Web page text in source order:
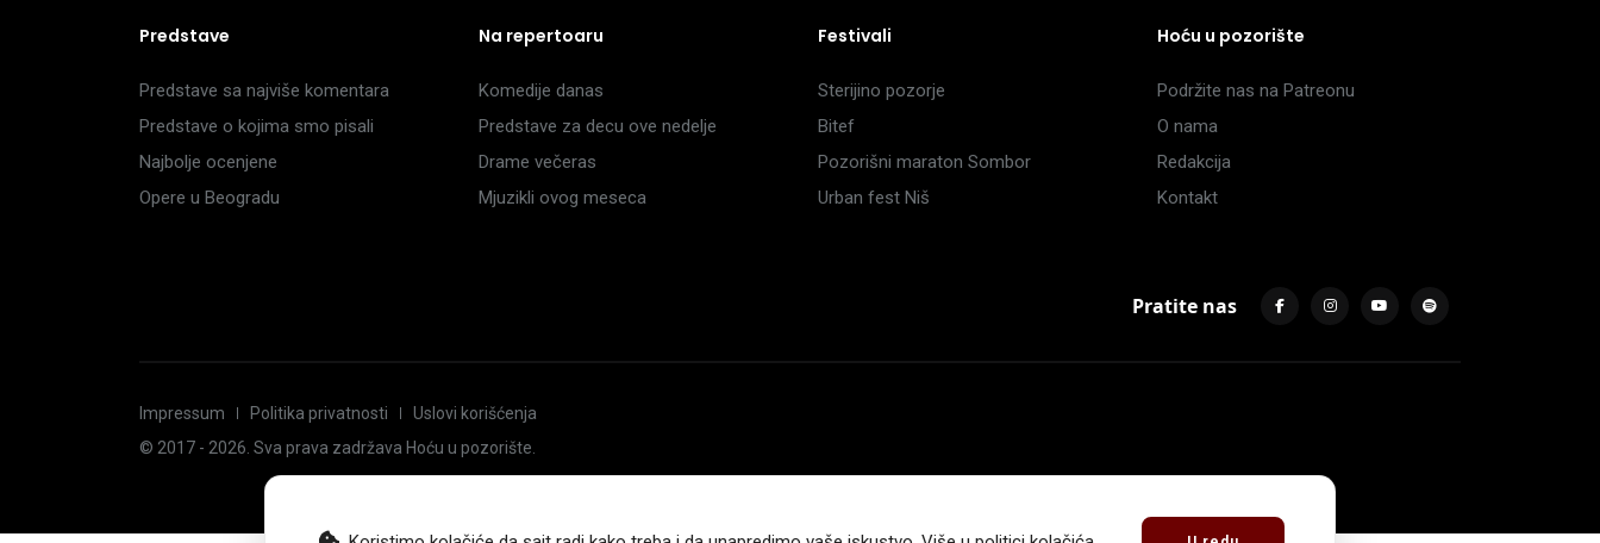
Predstave
Predstave sa najviše komentara
Predstave o kojima smo pisali
Najbolje ocenjene
Opere u Beogradu
Na repertoaru
Komedije danas
Predstave za decu ove nedelje
Drame večeras
Mjuzikli ovog meseca
Festivali
Sterijino pozorje
Bitef
Pozorišni maraton Sombor
Urban fest Niš
Hoću u pozorište
Podržite nas na Patreonu
O nama
Redakcija
Kontakt
Pratite nas
Impressum Politika privatnosti
Uslovi korišćenja
© 2017 - 2026 . Sva prava zadržava Hoću u pozorište.